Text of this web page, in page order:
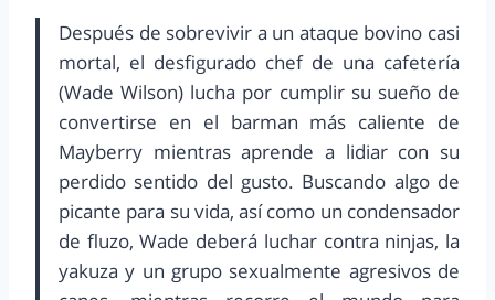
Después de sobrevivir a un ataque bovino casi
mortal, el desfigurado chef de una cafetería
(Wade Wilson) lucha por cumplir su sueño de
convertirse en el barman más caliente de
Mayberry mientras aprende a lidiar con su
perdido sentido del gusto. Buscando algo de
picante para su vida, así como un condensador
de fluzo, Wade deberá luchar contra ninjas, la
yakuza y un grupo sexualmente agresivos de